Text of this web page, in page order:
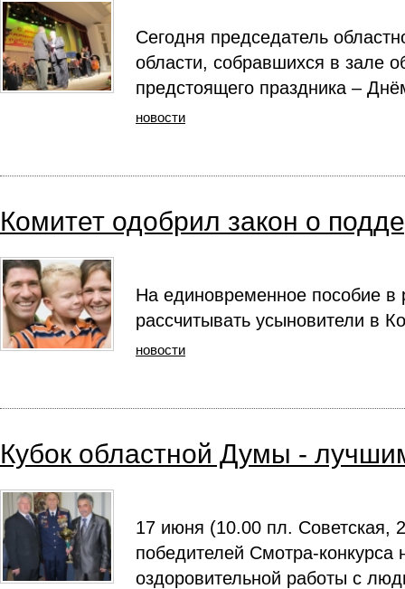
Сегодня председатель
области, собравшихся в зале
предстоящего праздника –
новости
Комитет одобрил закон о
На единовременное пособие в
рассчитывать усыновители в
новости
Кубок областной Думы -
17 июня (10.00 пл. Советская,
победителей Смотра-конкурса
оздоровительной работы с